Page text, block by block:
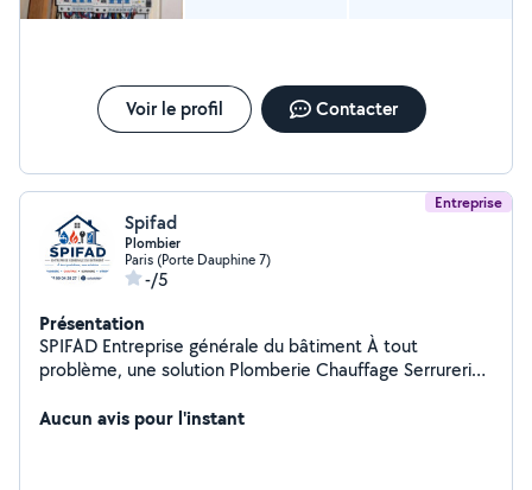
Voir le profil Contacter
Entreprise
Spifad
Plombier
Paris (Porte Dauphine 7)
-/5
Présentation
SPIFAD Entreprise générale du bâtiment À tout
problème, une solution Plomberie Chauffage Serrurerie
Aucun avis pour l'instant